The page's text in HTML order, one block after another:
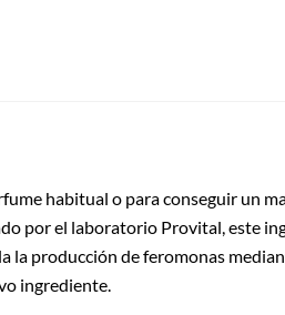
habitual o para conseguir un
por el laboratorio Provital, este
producción de feromonas
ingrediente.